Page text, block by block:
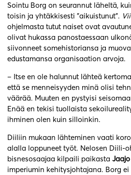
Sointu Borg on seurannut läheltä,
toisin ja yhtäkkisesti ”aikuistunut”.
ohjelmasta tutut naiset ovat
olivat hukassa panostaessaan
siivonneet somehistoriansa ja
edustamansa organisaation arvoja.
– Itse en ole halunnut lähteä
että se menneisyyden minä olisi
väärää. Muuten en pystyisi
Enää en tekisi tuollaista
ihminen olen kuin silloinkin.
Diiliin mukaan lähteminen vaati
alalla loppuneet työt. Nelosen Diili-
bisnesosaajaa kilpaili paikasta
imperiumin kehitysjohtajana. Borg